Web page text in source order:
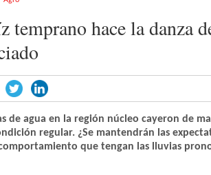
temprano hace la danza
de agua en la región núcleo cayeron de
regular. ¿Se mantendrán las
que tengan las lluvias